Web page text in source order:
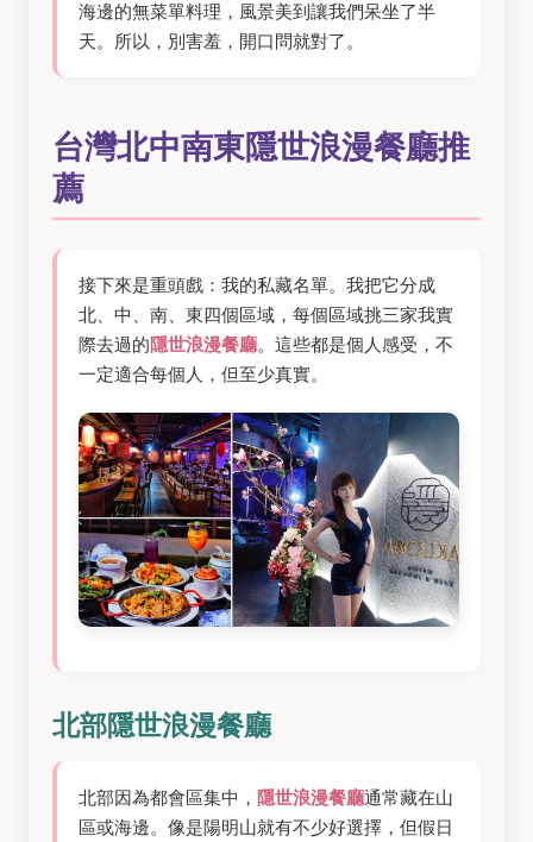
海邊的無菜單料理，風景美到讓我們呆坐了半
天。所以，別害羞，開口問就對了。
台灣北中南東隱世浪漫餐廳推
薦
接下來是重頭戲：我的私藏名單。我把它分成
北、中、南、東四個區域，每個區域挑三家我實
際去過的隱世浪漫餐廳。這些都是個人感受，不
一定適合每個人，但至少真實。
北部隱世浪漫餐廳
北部因為都會區集中， 隱世浪漫餐廳通常藏在山
區或海邊。像是陽明山就有不少好選擇，但假日